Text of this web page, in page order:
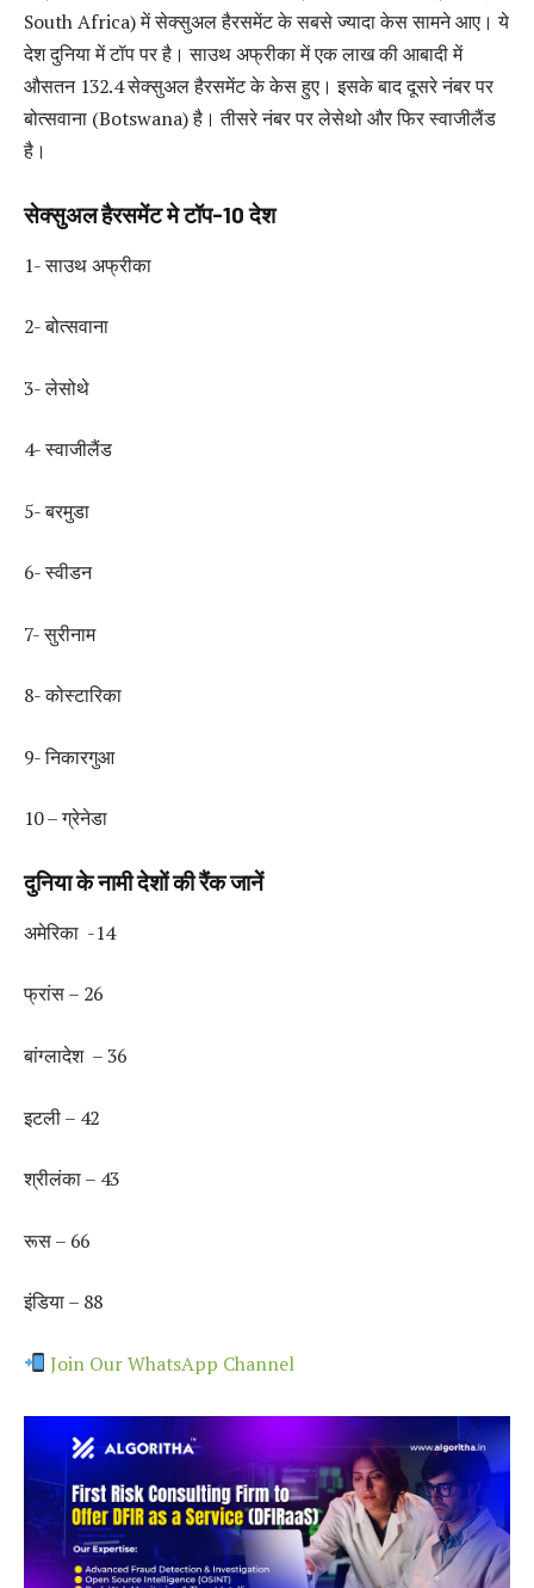
South Africa) में सेक्सुअल हैरसमेंट के सबसे ज्यादा केस सामने आए। ये
देश दुनिया में टॉप पर है। साउथ अफ्रीका में एक लाख की आबादी में
औसतन 132.4 सेक्सुअल हैरसमेंट के केस हुए। इसके बाद दूसरे नंबर पर
बोत्सवाना (Botswana) है। तीसरे नंबर पर लेसेथो और फिर स्वाजीलैंड
है।
सेक्सुअल हैरसमेंट मे टॉप-10देश
1- साउथ अफ्रीका
2- बोत्सवाना
3- लेसोथे
4- स्वाजीलैंड
5- बरमुडा
6- स्वीडन
7- सुरीनाम
8- कोस्टारिका
9- निकारगुआ
10 – ग्रेनेडा
दुनिया के नामी देशों की रैंक जानें
अमेरिका -14
फ्रांस – 26
बांग्लादेश – 36
इटली – 42
श्रीलंका – 43
रूस – 66
इंडिया – 88
Join Our WhatsApp Channel